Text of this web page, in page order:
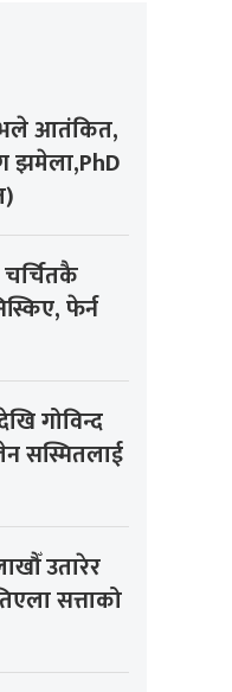
आतंकित,
झमेला,PhD
फेर्न
गोविन्द
सस्मितलाई
उतारेर
सत्ताको